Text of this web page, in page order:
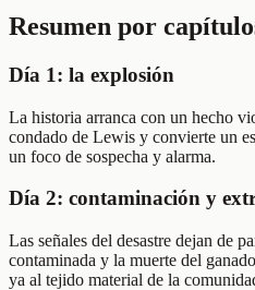
Resumen por
Día 1: la explosión
La historia arranca con un hecho
condado de Lewis y convierte un
un foco de sospecha y alarma.
Día 2: contaminación y
Las señales del desastre dejan de
contaminada y la muerte del
ya al tejido material de la